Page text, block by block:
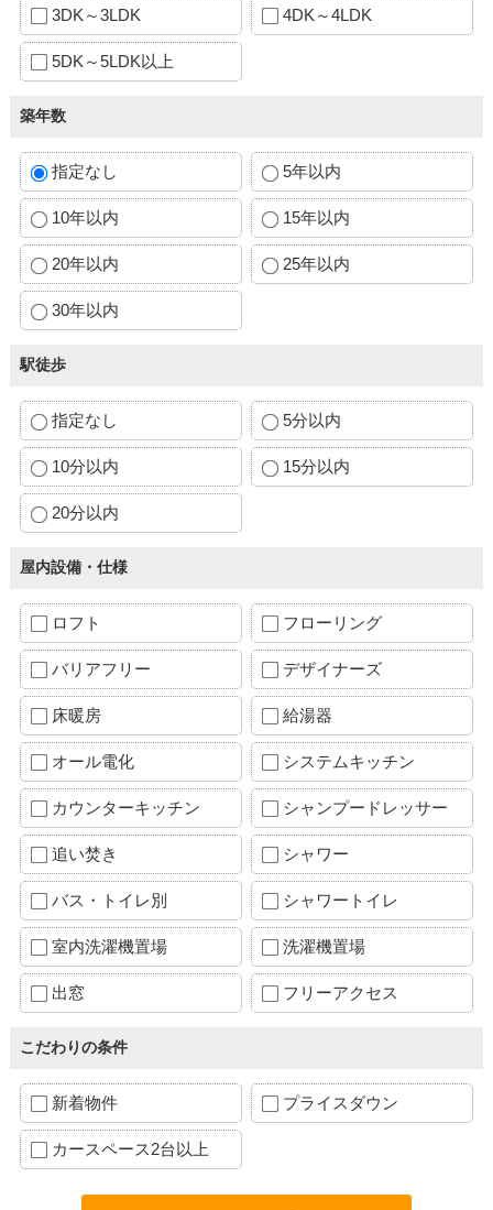
3DK～3LDK 4DK～4LDK
5DK～5LDK以上
築年数
指定なし 5年以内
10年以内 15年以内
20年以内 25年以内
30年以内
駅徒歩
指定なし 5分以内
10分以内 15分以内
20分以内
屋内設備・仕様
ロフト フローリング
バリアフリー デザイナーズ
床暖房 給湯器
オール電化 システムキッチン
カウンターキッチン シャンプードレッサー
追い焚き シャワー
バス・トイレ別 シャワートイレ
室内洗濯機置場 洗濯機置場
出窓 フリーアクセス
こだわりの条件
新着物件 プライスダウン
カースペース2台以上